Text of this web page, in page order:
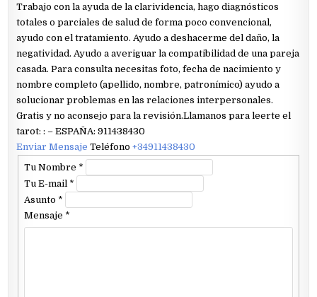
Trabajo con la ayuda de la clarividencia, hago diagnósticos
totales o parciales de salud de forma poco convencional,
ayudo con el tratamiento. Ayudo a deshacerme del daño, la
negatividad. Ayudo a averiguar la compatibilidad de una pareja
casada. Para consulta necesitas foto, fecha de nacimiento y
nombre completo (apellido, nombre, patronímico) ayudo a
solucionar problemas en las relaciones interpersonales.
Gratis y no aconsejo para la revisión.Llamanos para leerte el
tarot: : – ESPAÑA: 911438430
Enviar MensajeTeléfono+34911438430
Tu Nombre *
Tu E-mail *
Asunto *
Mensaje *